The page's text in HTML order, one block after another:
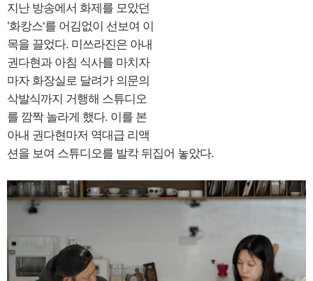
지난 방송에서 화제를 모았던
’화캉스‘를 어김없이 선보여 이
목을 끌었다. 미쓰라진은 아내
권다현과 아침 식사를 마치자
마자 화장실로 달려가 의문의
삭발식까지 거행해 스튜디오
를 깜짝 놀라게 했다. 이를 본
아내 권다현마저 역대급 리액
션을 보여 스튜디오를 발칵 뒤집어 놓았다.